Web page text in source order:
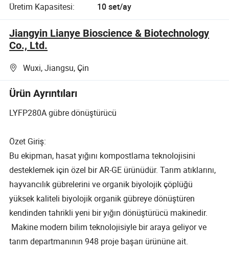
Üretim Kapasitesi:
10 set/ay
Jiangyin Lianye Bioscience & Biotechnology
Co., Ltd.
Wuxi, Jiangsu, Çin
Ürün Ayrıntıları
LYFP280A gübre dönüştürücü
Özet Giriş:
Bu ekipman, hasat yığını kompostlama teknolojisini
desteklemek için özel bir AR-GE ürünüdür. Tarım atıklarını,
hayvancılık gübrelerini ve organik biyolojik çöplüğü
yüksek kaliteli biyolojik organik gübreye dönüştüren
kendinden tahrikli yeni bir yığın dönüştürücü makinedir.
Makine modern bilim teknolojisiyle bir araya geliyor ve
tarım departmanının 948 proje başarı ürününe ait.